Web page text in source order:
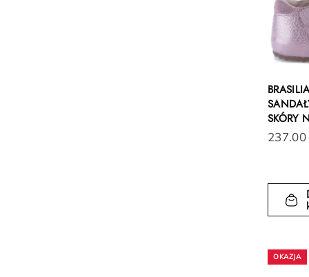
SKÓRY
237.00